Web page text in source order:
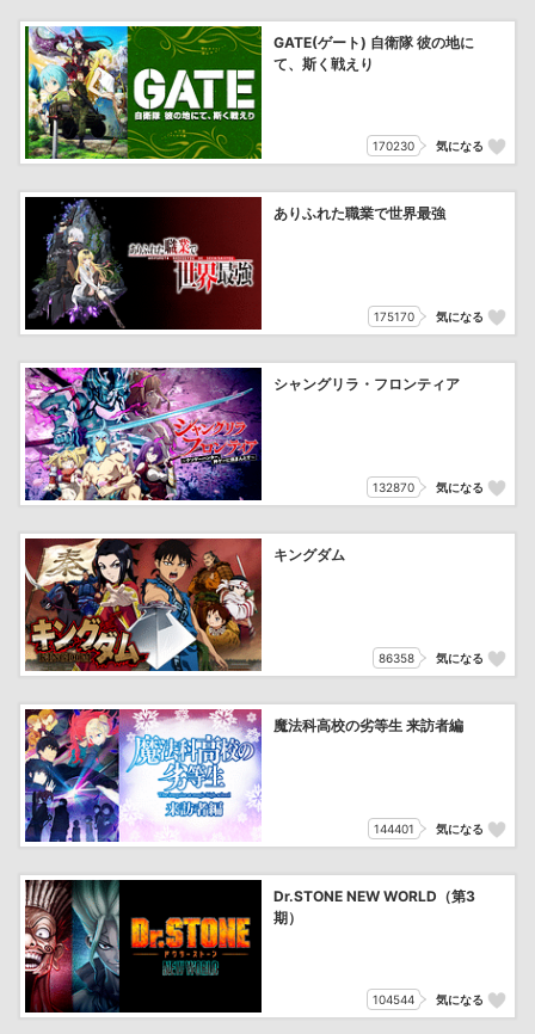
GATE(ゲート) 自衛隊 彼の地に
て、斯く戦えり
170230 気になる
ありふれた職業で世界最強
175170 気になる
シャングリラ・フロンティア
132870 気になる
キングダム
86358 気になる
魔法科高校の劣等生 来訪者編
144401 気になる
Dr.STONE NEW WORLD（第3
期）
104544 気になる